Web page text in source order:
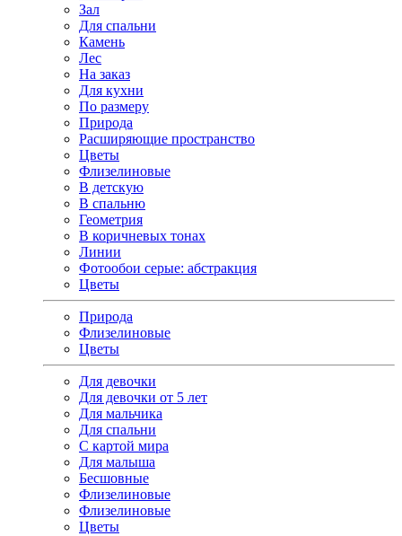
Зал
Для спальни
Камень
Лес
На заказ
Для кухни
По размеру
Природа
Расширяющие пространство
Цветы
Флизелиновые
В детскую
В спальню
Геометрия
В коричневых тонах
Линии
Фотообои серые: абстракция
Цветы
Природа
Флизелиновые
Цветы
Для девочки
Для девочки от 5 лет
Для мальчика
Для спальни
С картой мира
Для малыша
Бесшовные
Флизелиновые
Флизелиновые
Цветы